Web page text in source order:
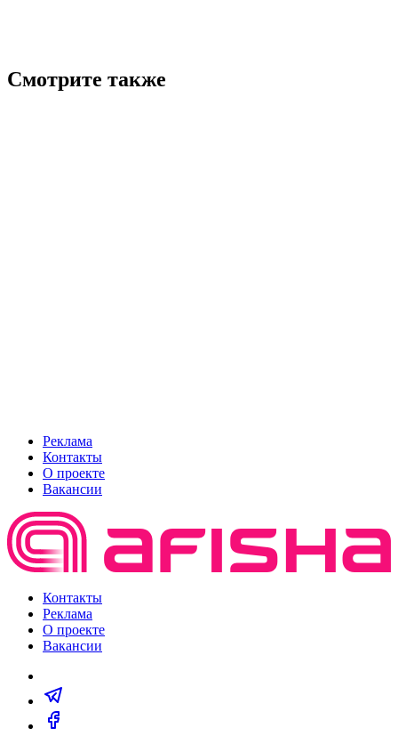
Смотрите также
Реклама
Контакты
О проекте
Вакансии
Контакты
Реклама
О проекте
Вакансии